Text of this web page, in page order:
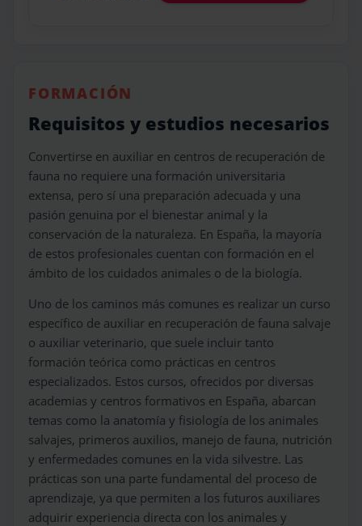
FORMACIÓN
Requisitos y estudios necesarios
Convertirse en auxiliar en centros de recuperación de
fauna no requiere una formación universitaria
extensa, pero sí una preparación adecuada y una
pasión genuina por el bienestar animal y la
conservación de la naturaleza. En España, la mayoría
de estos profesionales cuentan con formación en el
ámbito de los cuidados animales o de la biología.
Uno de los caminos más comunes es realizar un curso
específico de auxiliar en recuperación de fauna salvaje
o auxiliar veterinario, que suele incluir tanto
formación teórica como prácticas en centros
especializados. Estos cursos, ofrecidos por diversas
academias y centros formativos en España, abarcan
temas como la anatomía y fisiología de los animales
salvajes, primeros auxilios, manejo de fauna, nutrición
y enfermedades comunes en la vida silvestre. Las
prácticas son una parte fundamental del proceso de
aprendizaje, ya que permiten a los futuros auxiliares
adquirir experiencia directa con los animales y